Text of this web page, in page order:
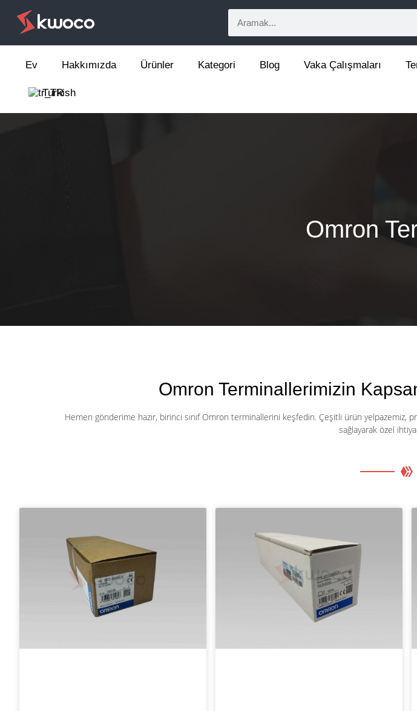
Ev Hakkımızda Ürünler Kategori Blog Vaka Çalışmaları
Turkish
Omron
Omron Terminallerimizin
Hemen gönderime hazır, birinci sınıf Omron terminallerini keşfedin. Çeşitli ürün yelpazemiz,
sağlayarak özel